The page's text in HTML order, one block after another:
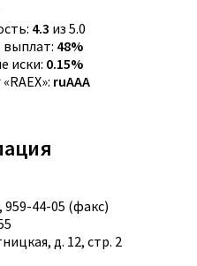
4.3 из 5.0
48%
иски: 0.15%
ruAAA
959-44-05 (факс)
д. 12, стр. 2